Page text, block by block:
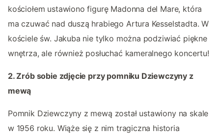
kościołem ustawiono figurę Madonna del Mare, która
ma czuwać nad duszą hrabiego Artura Kesselstadta. W
kościele św. Jakuba nie tylko można podziwiać piękne
wnętrza, ale również posłuchać kameralnego koncertu!
2. Zrób sobie zdjęcie przy pomniku Dziewczyny z
mewą
Pomnik Dziewczyny z mewą został ustawiony na skale
w 1956 roku. Wiąże się z nim tragiczna historia